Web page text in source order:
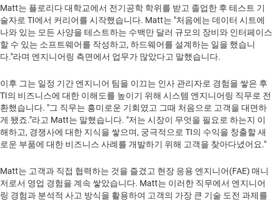
Matt는 플로리다 대학교에서 전기공학 학위를 받고 졸업한 후 테스트 기
술자로 TI에서 커리어를 시작했습니다. Matt는 "처음에는 데이터 시트에
나와 있는 모든 사양을 테스트하는 수백만 달러 규모의 장비와 인터페이스
할 수 있는 소프트웨어를 작성하고, 하드웨어를 설계하는 일을 했습니
다."라며 엔지니어링 측면에서 업무가 많았다고 말했습니다.
이후 그는 일정 기간 엔지니어 팀을 이끄는 인사 관리자로 경험을 쌓은 후
TI의 비즈니스에 대한 이해도를 높이기 위해 시스템 엔지니어링 직무로 전
환했습니다. "그 직무는 흥미로운 기회였고 그때 처음으로 고객을 대면하
게 됐죠."라고 Matt는 말했습니다. "저는 시장이 무엇을 필요로 하는지 이
해하고, 경쟁사에 대한 지식을 쌓으며, 궁극적으로 TI의 수익을 창출할 새
로운 부품에 대한 비즈니스 사례를 개발하기 위해 고객을 찾아다녔어요."
Matt는 고객과 직접 협력하는 것을 즐겼고 현장 응용 엔지니어(FAE) 매니
저로서 영업 경험을 계속 쌓았습니다. Matt는 이러한 직무에서 엔지니어
링 경험과 분석적 사고 방식을 활용하여 고객의 가장 큰 기술 도전 과제를